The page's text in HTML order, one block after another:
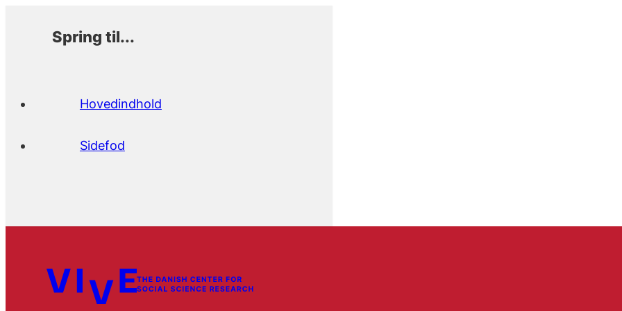
Spring til...
Hovedindhold
Sidefod